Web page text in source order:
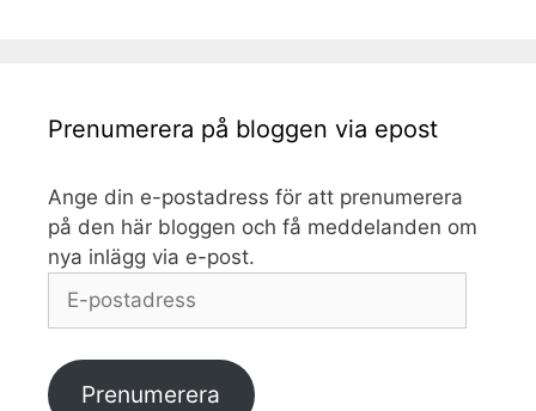
Prenumerera på bloggen via epost
Ange din e-postadress för att prenumerera
på den här bloggen och få meddelanden om
nya inlägg via e-post.
postadress
Prenumerera